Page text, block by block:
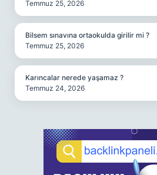
Temmuz 25, 2026
Bilsem sınavına ortaokulda girilir mi ?
Temmuz 25, 2026
Karıncalar nerede yaşamaz ?
Temmuz 24, 2026